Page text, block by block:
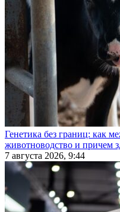
Генетика без границ: как
животноводство и причем
7 августа 2026, 9:44